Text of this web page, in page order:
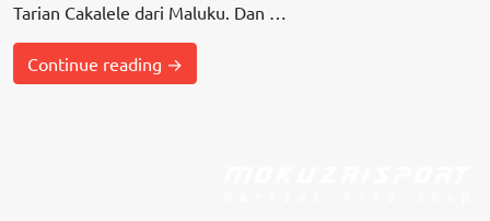
Tarian Cakalele dari Maluku. Dan …
Continue reading →